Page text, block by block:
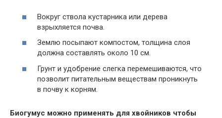
Вокруг ствола кустарника или дерева
взрыхляется почва.
Землю посыпают компостом, толщина слоя
должна составлять около 10 см.
Грунт и удобрение слегка перемешиваются, что
позволит питательным веществам проникнуть
в почву к корням.
Биогумус можно применять для хвойников чтобы